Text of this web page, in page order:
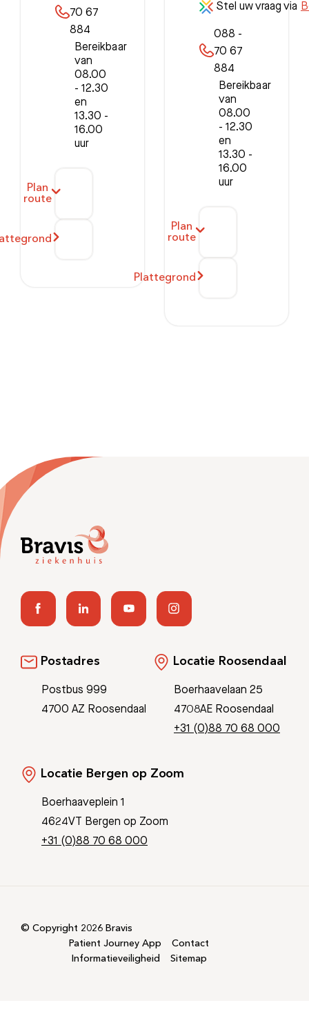
70 67
884
Bereikbaar
van
08.00
- 12.30
en
13.30 -
16.00
uur
Plan
route
Stel uw vraag via
088 -
70 67
884
Bereikbaar
van
08.00
- 12.30
en
13.30 -
16.00
uur
Plan
route
Plattegrond
Postadres
Postbus 999
4700 AZ Roosendaal
Locatie Roosendaal
Boerhaavelaan 25
4708AE Roosendaal
+31 (0)88 70 68 000
Locatie Bergen op Zoom
Boerhaaveplein 1
4624VT Bergen op Zoom
+31 (0)88 70 68 000
© Copyright 2026 Bravis
Patient Journey App
Contact
Informatieveiligheid
Sitemap